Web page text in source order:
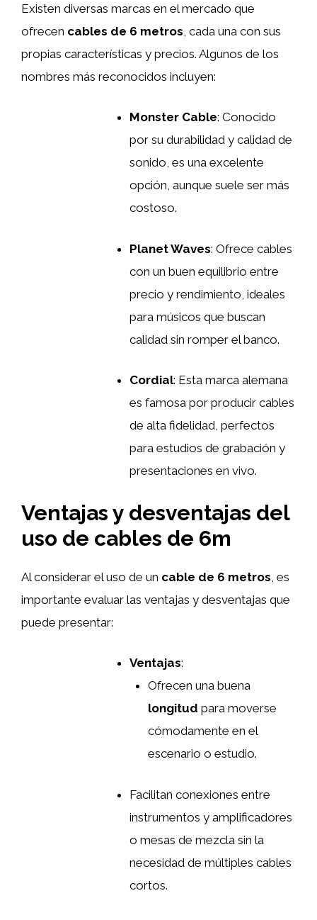
Existen diversas marcas en el mercado que
ofrecen cables de 6 metros , cada una con sus
propias características y precios. Algunos de los
nombres más reconocidos incluyen:
Monster Cable: Conocido
por su durabilidad y calidad de
sonido, es una excelente
opción, aunque suele ser más
costoso.
Planet Waves: Ofrece cables
con un buen equilibrio entre
precio y rendimiento, ideales
para músicos que buscan
calidad sin romper el banco.
Cordial: Esta marca alemana
es famosa por producir cables
de alta fidelidad, perfectos
para estudios de grabación y
presentaciones en vivo.
Ventajas y desventajas del
uso de cables de 6m
Al considerar el uso de un cable de 6 metros , es
importante evaluar las ventajas y desventajas que
puede presentar:
Ventajas:
Ofrecen una buena
longitud para moverse
cómodamente en el
escenario o estudio.
Facilitan conexiones entre
instrumentos y amplificadores
o mesas de mezcla sin la
necesidad de múltiples cables
cortos.